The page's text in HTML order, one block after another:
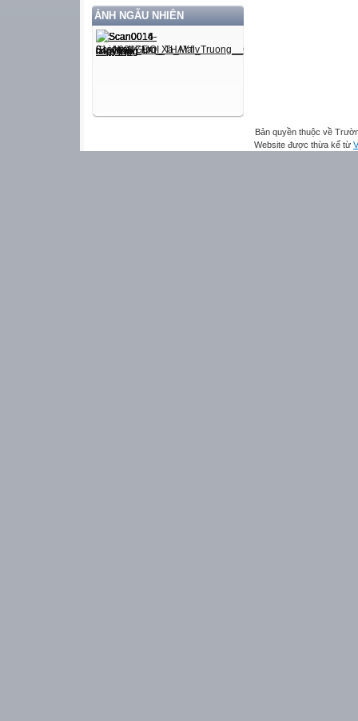
ẢNH NGẪU NHIÊN
Bản quyền thuộc về
Website được thừa kế từ